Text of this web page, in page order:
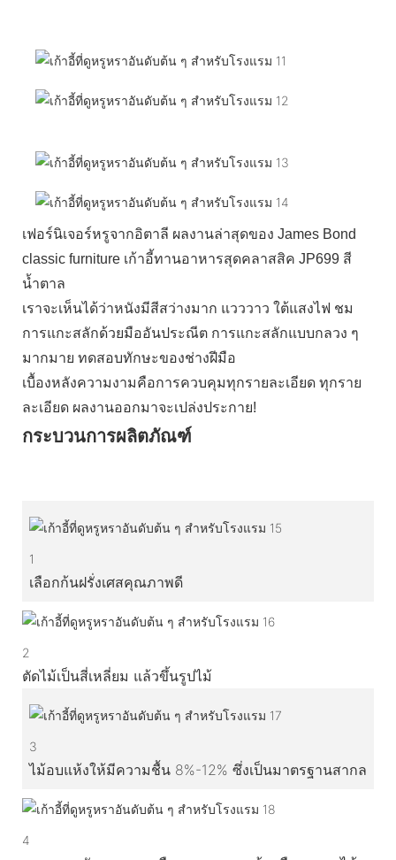
เฟอร์นิเจอร์หรูจากอิตาลี ผลงานล่าสุดของ James Bond
classic furniture เก้าอี้ทานอาหารสุดคลาสสิค JP699 สี
น้ำตาล
เราจะเห็นได้ว่าหนังมีสีสว่างมาก แวววาว ใต้แสงไฟ ชม
การแกะสลักด้วยมืออันประณีต การแกะสลักแบบกลวง ๆ
มากมาย ทดสอบทักษะของช่างฝีมือ
เบื้องหลังความงามคือการควบคุมทุกรายละเอียด ทุกราย
ละเอียด ผลงานออกมาจะเปล่งประกาย!
กระบวนการผลิตภัณฑ์
1
เลือกก้นฝรั่งเศสคุณภาพดี
2
ตัดไม้เป็นสี่เหลี่ยม แล้วขึ้นรูปไม้
3
ไม้อบแห้งให้มีความชื้น 8%-12% ซึ่งเป็นมาตรฐานสากล
4